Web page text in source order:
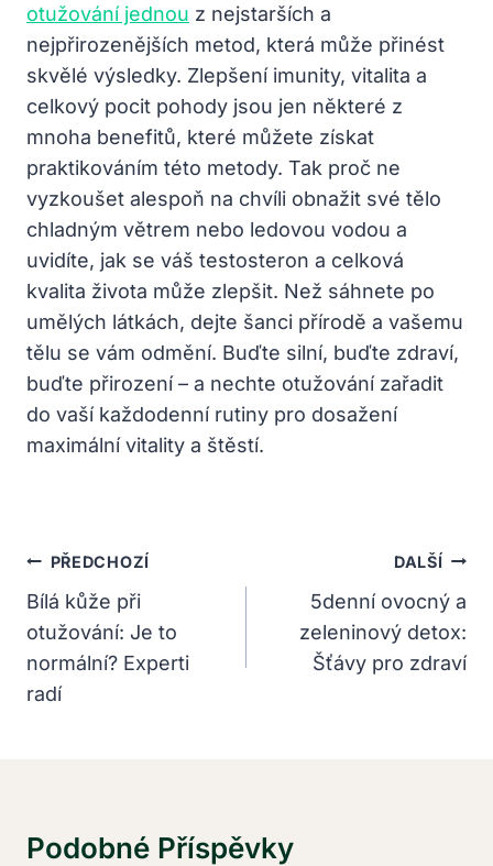
otužování jednou z nejstarších⁣ a
nejpřirozenějších metod, která může přinést
skvělé ‌výsledky. Zlepšení imunity, vitalita a‍
celkový pocit ‍pohody jsou jen některé z
mnoha benefitů, které můžete získat
praktikováním této metody. Tak proč ne
vyzkoušet alespoň na chvíli obnažit své tělo
chladným⁢ větrem nebo ledovou vodou‍ a
uvidíte, jak se váš testosteron a celková‍
kvalita života může ​zlepšit. Než sáhnete po
umělých látkách,⁤ dejte šanci přírodě a vašemu
tělu se vám odmění. Buďte silní, buďte zdraví,
buďte přirození – a nechte otužování zařadit
do vaší každodenní rutiny pro⁤ dosažení
maximální vitality a štěstí.
Navigace
Pro
Příspěvek
PŘEDCHOZÍ
Bílá kůže při
otužování: Je to
normální? Experti
radí
DALŠÍ
5denní ovocný a
zeleninový detox:
Šťávy pro zdraví
Podobné Příspěvky